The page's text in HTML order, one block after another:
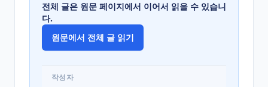
전체 글은 원문 페이지에서 이어서 읽을 수 있습니
다.
원문에서 전체 글 읽기
작성자